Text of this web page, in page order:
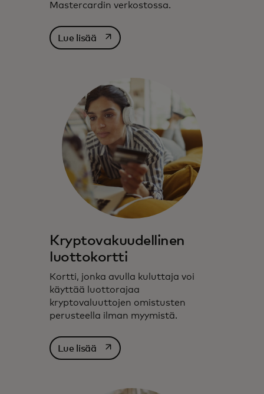
Mastercardin verkostossa.
Lue lisääopens in a new tab
Kryptovakuudellinen
luottokortti
Kortti, jonka avulla kuluttaja voi
käyttää luottorajaa
kryptovaluuttojen omistusten
perusteella ilman myymistä.
Lue lisääopens in a new tab